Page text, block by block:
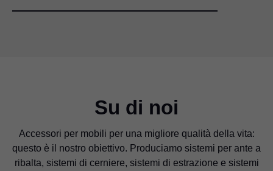
Su di noi
Accessori per mobili per una migliore qualità della vita:
questo è il nostro obiettivo. Produciamo sistemi per ante a
ribalta, sistemi di cerniere, sistemi di estrazione e sistemi